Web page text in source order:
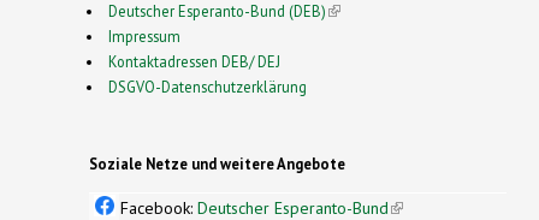
Deutscher Esperanto-Bund (DEB)(link is external)
Impressum
Kontaktadressen DEB/ DEJ
DSGVO-Datenschutzerklärung
Soziale Netze und weitere Angebote
Facebook: Deutscher Esperanto-Bund(link is